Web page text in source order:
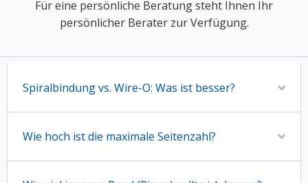
Für eine persönliche Beratung steht Ihnen Ihr
persönlicher Berater zur Verfügung.
Spiralbindung vs. Wire-O: Was ist besser?
Wie hoch ist die maximale Seitenzahl?